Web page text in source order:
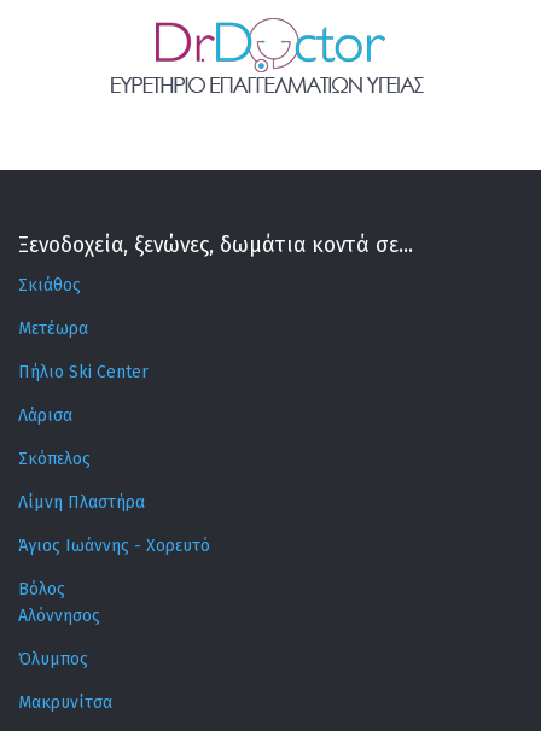
Ξενοδοχεία, ξενώνες, δωμάτια κοντά σε...
Σκιάθος
Μετέωρα
Πήλιο Ski Center
Λάρισα
Σκόπελος
Λίμνη Πλαστήρα
Άγιος Ιωάννης - Χορευτό
Βόλος
Αλόννησος
Όλυμπος
Μακρυνίτσα